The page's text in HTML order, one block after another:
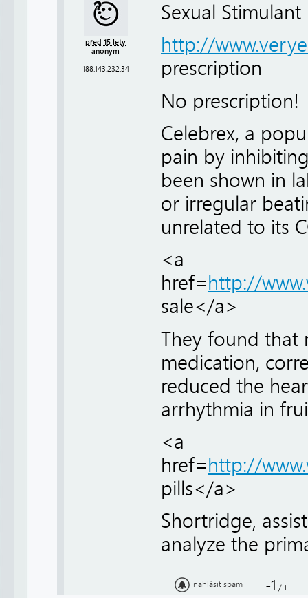
před 15 lety
anonym
188.143.232.34
Sexual Stimulant
http://
prescription
No prescription!
Celebrex, a
pain by
been shown in
or irregular
unrelated to its
<a
href=http://
sale</a>
They found that
medication,
reduced the
arrhythmia in
<a
href=http://
pills</a>
Shortridge,
analyze the
nahlásit spam -1 / 1